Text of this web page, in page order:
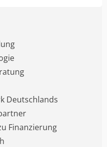
Deutschlands
Finanzierung